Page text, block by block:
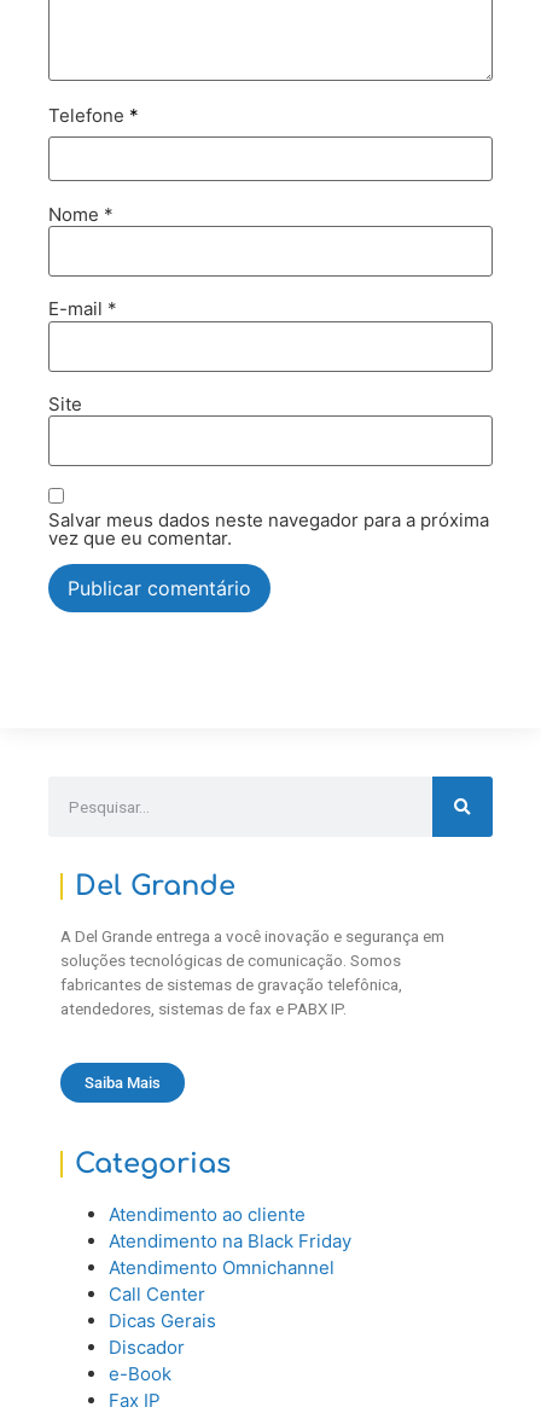
Telefone *
Nome *
E-mail *
Site
Salvar meus dados neste navegador para a próxima
vez que eu comentar.
Del Grande
A Del Grande entrega a você inovação e segurança em
soluções tecnológicas de comunicação. Somos
fabricantes de sistemas de gravação telefônica,
atendedores, sistemas de fax e PABX IP.
Saiba Mais
Categorias
Atendimento ao cliente
Atendimento na Black Friday
Atendimento Omnichannel
Call Center
Dicas Gerais
Discador
e-Book
Fax IP